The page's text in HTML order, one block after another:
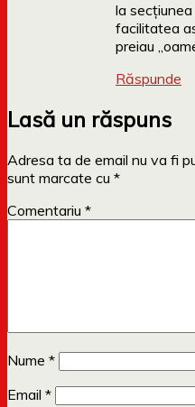
la secțiunea
facilitatea
preiau
Răspunde
Lasă un răspuns
Adresa ta de email nu va fi
sunt marcate cu *
Comentariu *
Nume *
Email *